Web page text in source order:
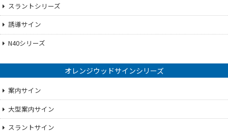
スラントシリーズ
誘導サイン
N40シリーズ
オレンジウッドサインシリーズ
案内サイン
大型案内サイン
スラントサイン